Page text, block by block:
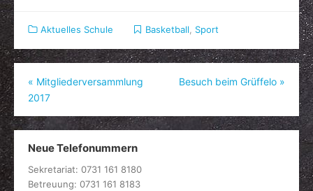
Aktuelles Schule Basketball Sport
Beitragsnavigation
« Mitgliederversammlung
2017
Besuch beim Grüffelo »
Neue Telefonummern
Sekretariat: 0731 161 8180
Betreuung: 0731 161 8183